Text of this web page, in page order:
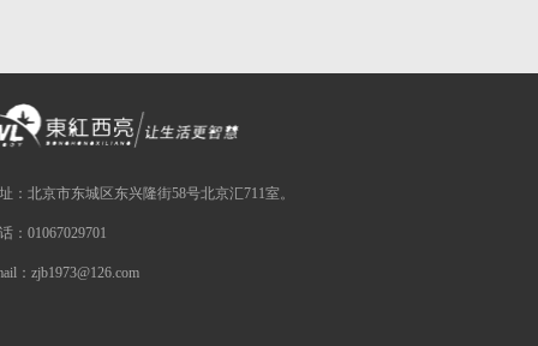
：北京市东城区东兴隆街58号北京汇711室。
：01067029701
：zjb1973@126.com